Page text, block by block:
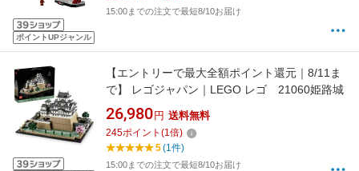
ポイントUPジャンル
15:00までの注文で最短8/10お届け
【エントリーで最大全額ポイント還元｜8/11ま
で】 レゴジャパン｜LEGO レゴ 21060姫路城
26,980 円 送料無料
245ポイント (1倍)
5(1件)
15:00までの注文で最短8/10お届け